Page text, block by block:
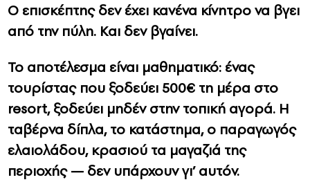
Ο επισκέπτης δεν έχει κανένα κίνητρο να βγει
από την πύλη. Και δεν βγαίνει.
Το αποτέλεσμα είναι μαθηματικό: ένας
τουρίστας που ξοδεύει 500€ τη μέρα στο
resort, ξοδεύει μηδέν στην τοπική αγορά. Η
ταβέρνα δίπλα, το κατάστημα, ο παραγωγός
ελαιολάδου, κρασιού τα μαγαζιά της
περιοχής — δεν υπάρχουν γι’ αυτόν.